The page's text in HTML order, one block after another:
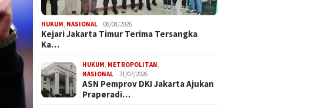
HUKUM NASIONAL 06/08/2026
Kejari Jakarta Timur Terima Tersangka
Ka…
HUKUM METROPOLITAN
NASIONAL
31/07/2026
ASN Pemprov DKI Jakarta Ajukan
Praperadi…